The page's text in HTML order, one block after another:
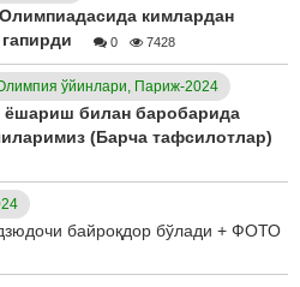
кимлардан
0 7428
ўйинлари, Париж-2024
билан баробарида
(Барча тафсилотлар)
байроқдор бўлади + ФОТО